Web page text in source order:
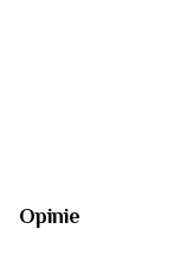
Opinie